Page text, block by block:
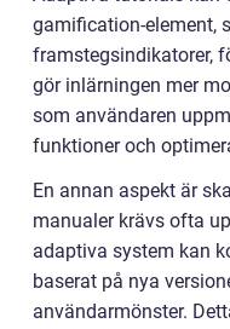
gamification-element,
framstegsindikatorer,
gör inlärningen mer
som användaren
funktioner och
En annan aspekt är
manualer krävs ofta
adaptiva system kan
baserat på nya
användarmönster.